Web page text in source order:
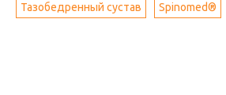
Тазобедренный сустав Spinomed®